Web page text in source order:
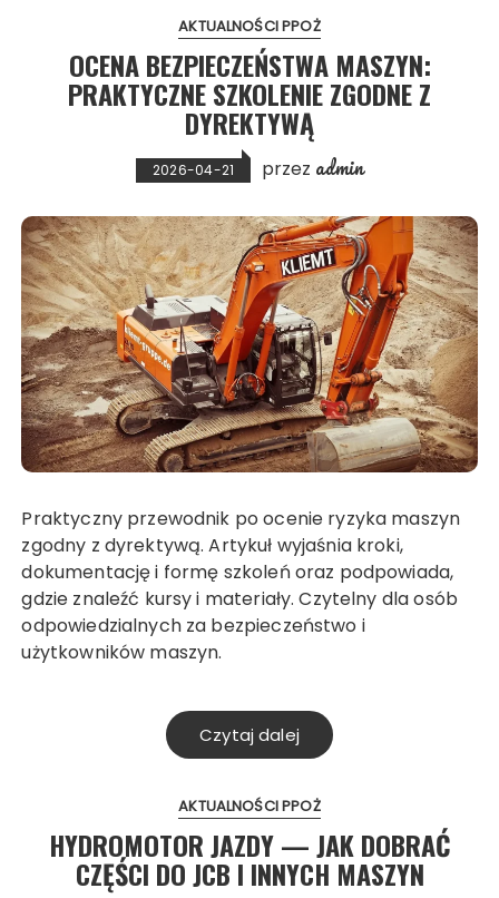
AKTUALNOŚCI PPOŻ
OCENA BEZPIECZEŃSTWA MASZYN:
PRAKTYCZNE SZKOLENIE ZGODNE Z
DYREKTYWĄ
2026-04-21 przez admin
Praktyczny przewodnik po ocenie ryzyka maszyn
zgodny z dyrektywą. Artykuł wyjaśnia kroki,
dokumentację i formę szkoleń oraz podpowiada,
gdzie znaleźć kursy i materiały. Czytelny dla osób
odpowiedzialnych za bezpieczeństwo i
użytkowników maszyn.
Czytaj dalej
AKTUALNOŚCI PPOŻ
HYDROMOTOR JAZDY — JAK DOBRAĆ
CZĘŚCI DO JCB I INNYCH MASZYN